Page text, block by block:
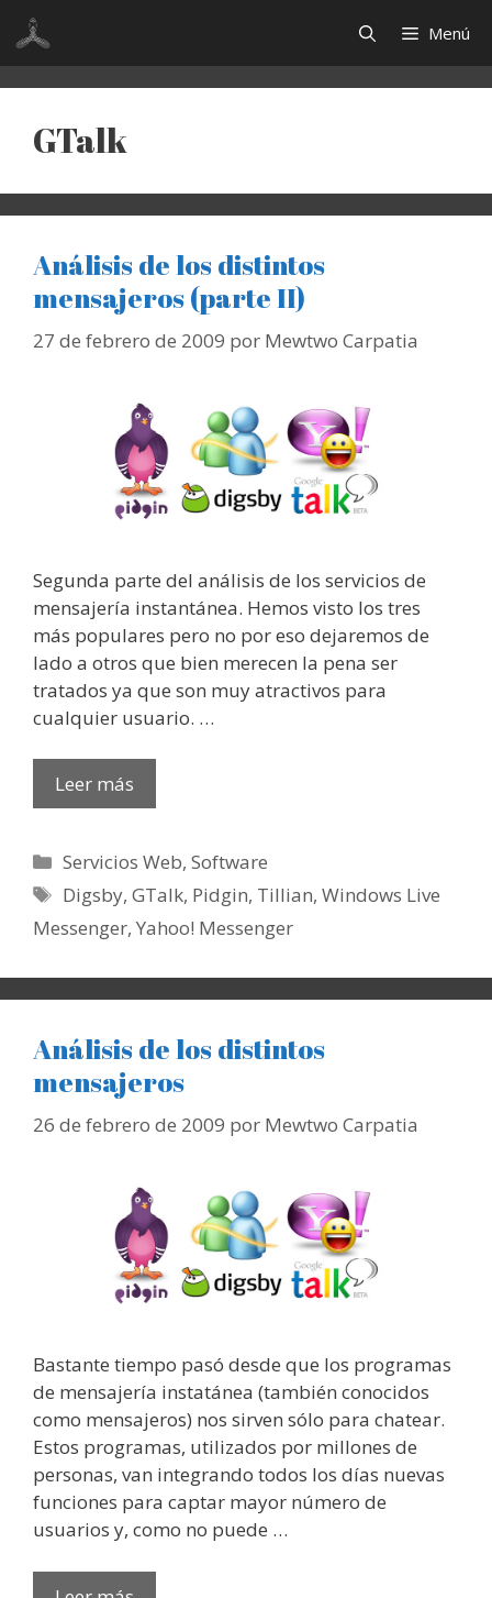
Saltar
contenido
Menú
GTalk
Análisis de los distintos
mensajeros (parte II)
27 de febrero de 2009 por Mewtwo Carpatia
Segunda parte del análisis de los servicios de
mensajería instantánea. Hemos visto los tres
más populares pero no por eso dejaremos de
lado a otros que bien merecen la pena ser
tratados ya que son muy atractivos para
cualquier usuario. …
Leer más
Categorías
Servicios Web,Software
Etiquetas
Digsby,GTalk, Pidgin, Tillian,Windows Live
Messenger, Yahoo! Messenger
Análisis de los distintos
mensajeros
26 de febrero de 2009 por Mewtwo Carpatia
Bastante tiempo pasó desde que los programas
de mensajería instatánea (también conocidos
como mensajeros) nos sirven sólo para chatear.
Estos programas, utilizados por millones de
personas, van integrando todos los días nuevas
funciones para captar mayor número de
usuarios y, como no puede …